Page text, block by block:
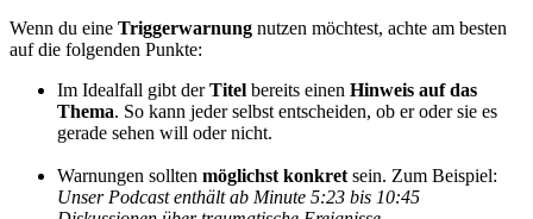
Wenn du eine Triggerwarnung nutzen möchtest, achte am besten
auf die folgenden Punkte:
Im Idealfall gibt derTitel bereits einen Hinweis auf das
Thema. So kann jeder selbst entscheiden, ob er oder sie es
gerade sehen will oder nicht.
Warnungen sollten möglichst konkret sein. Zum Beispiel:
Unser Podcast enthält ab Minute 5:23 bis 10:45